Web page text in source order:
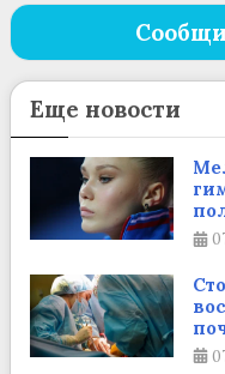
Еще новости